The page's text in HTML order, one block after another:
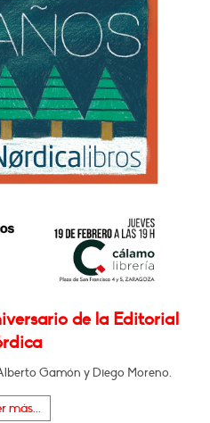
de la Editorial
Gamón y Diego Moreno.
más...